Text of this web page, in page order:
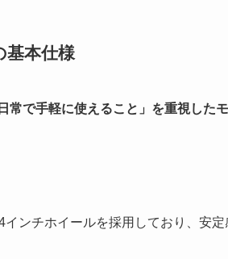
基本仕様
日常で手軽に使えること」を重視した
ンチホイールを採用しており、安定